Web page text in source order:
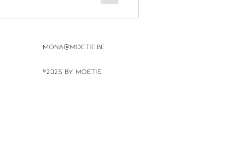
mona@moetie.be
©2025 by Moetie.